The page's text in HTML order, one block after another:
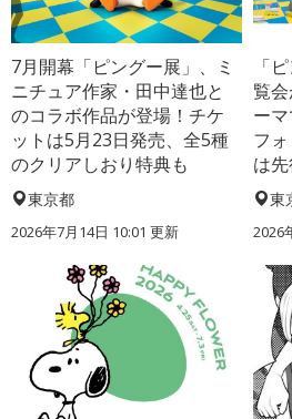
7月開幕「ピングー展」、ミ
ニチュア作家・田中達也と
のコラボ作品が登場！チケ
ットは5月23日発売、全5種
のクリアしおり特典も
東京都
2026年7月14日 10:01 更新
「
覧
ー
フ
は
東
2026